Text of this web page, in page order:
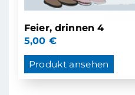
Feier, drinnen 4
5,00 €
Produkt ansehen